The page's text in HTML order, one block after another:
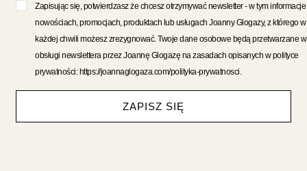
Zapisując się, potwierdzasz że chcesz otrzymywać newsletter - w tym informacje
nowościach, promocjach, produktach lub usługach Joanny Glogazy, z którego w
każdej chwili możesz zrezygnować. Twoje dane osobowe będą przetwarzane
obsługi newslettera przez Joannę Glogazę na zasadach opisanych w polityce
prywatności: https://joannaglogaza.com/polityka-prywatnosci.
ZAPISZ SIĘ